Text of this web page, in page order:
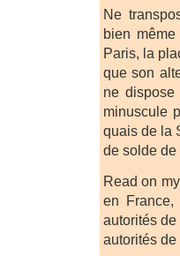
Ne
bien
Paris, la
que son
ne dispose
minuscule
quais de la
de solde de
Read on
en
autorités de
autorités